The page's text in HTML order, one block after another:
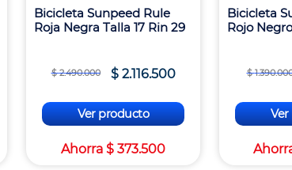
Bicicleta Sunpeed Rule
Roja Negra Talla 17 Rin 29
$ 2.490.000 $ 2.116.500
Ver producto
Ahorra $ 373.500
Bicicleta
Rojo
$ 1.390.